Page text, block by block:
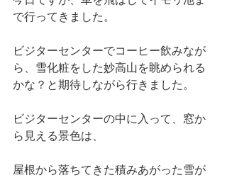
で行ってきました。
ビジターセンターでコーヒー飲みなが
ら、雪化粧をした妙高山を眺められる
かな？と期待しながら行きました。
ビジターセンターの中に入って、窓か
ら見える景色は、
屋根から落ちてきた積みあがった雪が